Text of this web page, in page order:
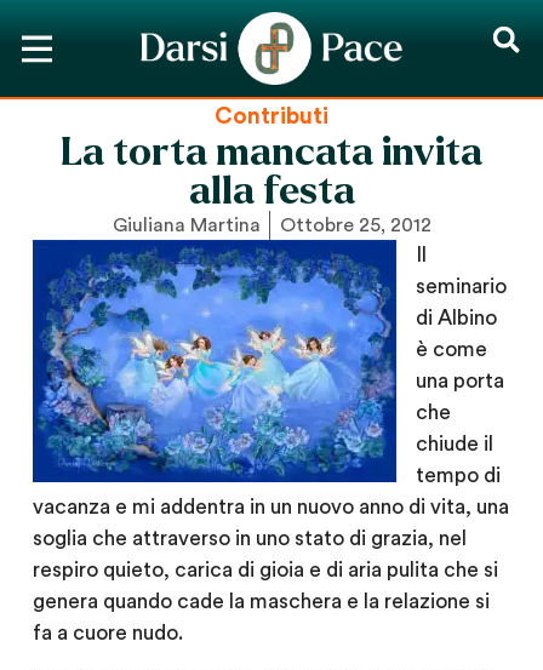
Contributi
La torta mancata invita
alla festa
Giuliana Martina Ottobre 25, 2012
seminario
di Albino
è come
una porta
che
chiude il
tempo di
vacanza e mi addentra in un nuovo anno di vita, una
soglia che attraverso in uno stato di grazia, nel
respiro quieto, carica di gioia e di aria pulita che si
genera quando cade la maschera e la relazione si
fa a cuore nudo.